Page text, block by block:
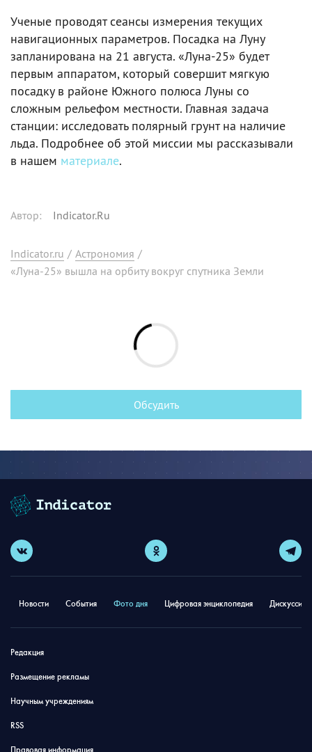
Ученые проводят сеансы измерения текущих
навигационных параметров. Посадка на Луну
запланирована на 21 августа. «Луна-25» будет
первым аппаратом, который совершит мягкую
посадку в районе Южного полюса Луны со
сложным рельефом местности. Главная задача
станции: исследовать полярный грунт на наличие
льда. Подробнее об этой миссии мы рассказывали
в нашем материале.
Автор: Indicator.Ru
Indicator.ru / Астрономия /
«Луна-25» вышла на орбиту вокруг спутника Земли
Обсудить
Новости События Фото дня Цифровая энциклопедия
Редакция
Размещение рекламы
Научным учреждениям
RSS
Правовая информация